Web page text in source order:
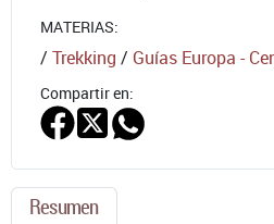
MATERIAS:
/ Trekking / Guías Europa -
Compartir en:
Resumen